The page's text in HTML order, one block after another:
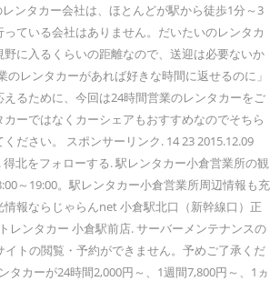
ンタカー会社は、ほとんどが駅から徒歩1分～3
ている会社はありません。だいたいのレンタカ
に入るくらいの距離なので、送迎は必要ないか
のレンタカーがあれば好きな時間に返せるのに」
るために、今回は24時間営業のレンタカーをご
ーではなくカーシェアもおすすめなのでそちら
ださい。 スポンサーリンク. 14 23 2015.12.09
得北をフォローする. 駅レンタカー小倉営業所の観
～19:00。駅レンタカー小倉営業所周辺情報も充
報ならじゃらんnet 小倉駅北口（新幹線口）正
レンタカー 小倉駅前店. サーバーメンテナンスの
イトの閲覧・予約ができません。予めご了承くだ
タカーが24時間2,000円～、1週間7,800円～、1ヵ